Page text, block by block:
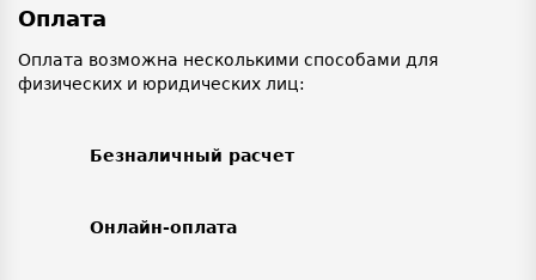
Оплата
Оплата возможна несколькими способами для
физических и юридических лиц:
Безналичный расчет
Онлайн-оплата